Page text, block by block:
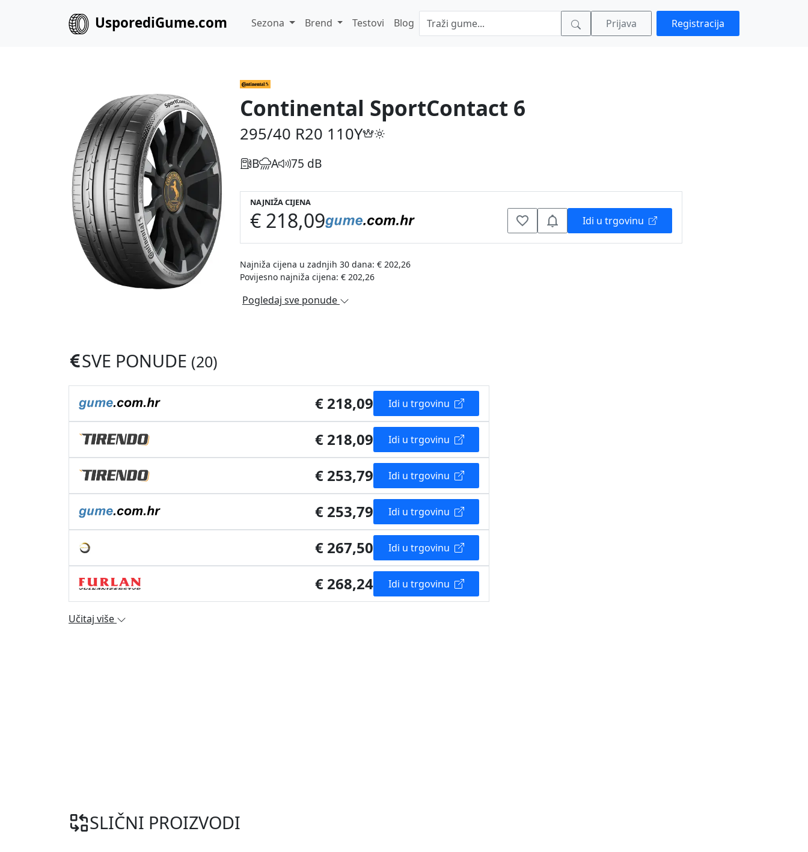
UsporediGume.com Sezona Brend Testovi Blog Prijava Registracija
Continental SportContact 6
295/40 R20 110Y
B A 75 dB
NAJNIŽA CIJENA
€ 218,09 Idi u trgovinu
Najniža cijena u zadnjih 30 dana: € 202,26
Povijesno najniža cijena: € 202,26
Pogledaj sve ponude
SVE PONUDE (20)
€ 218,09 Idi u trgovinu
€ 218,09 Idi u trgovinu
€ 253,79 Idi u trgovinu
€ 253,79 Idi u trgovinu
€ 267,50 Idi u trgovinu
€ 268,24 Idi u trgovinu
Učitaj više
SLIČNI PROIZVODI